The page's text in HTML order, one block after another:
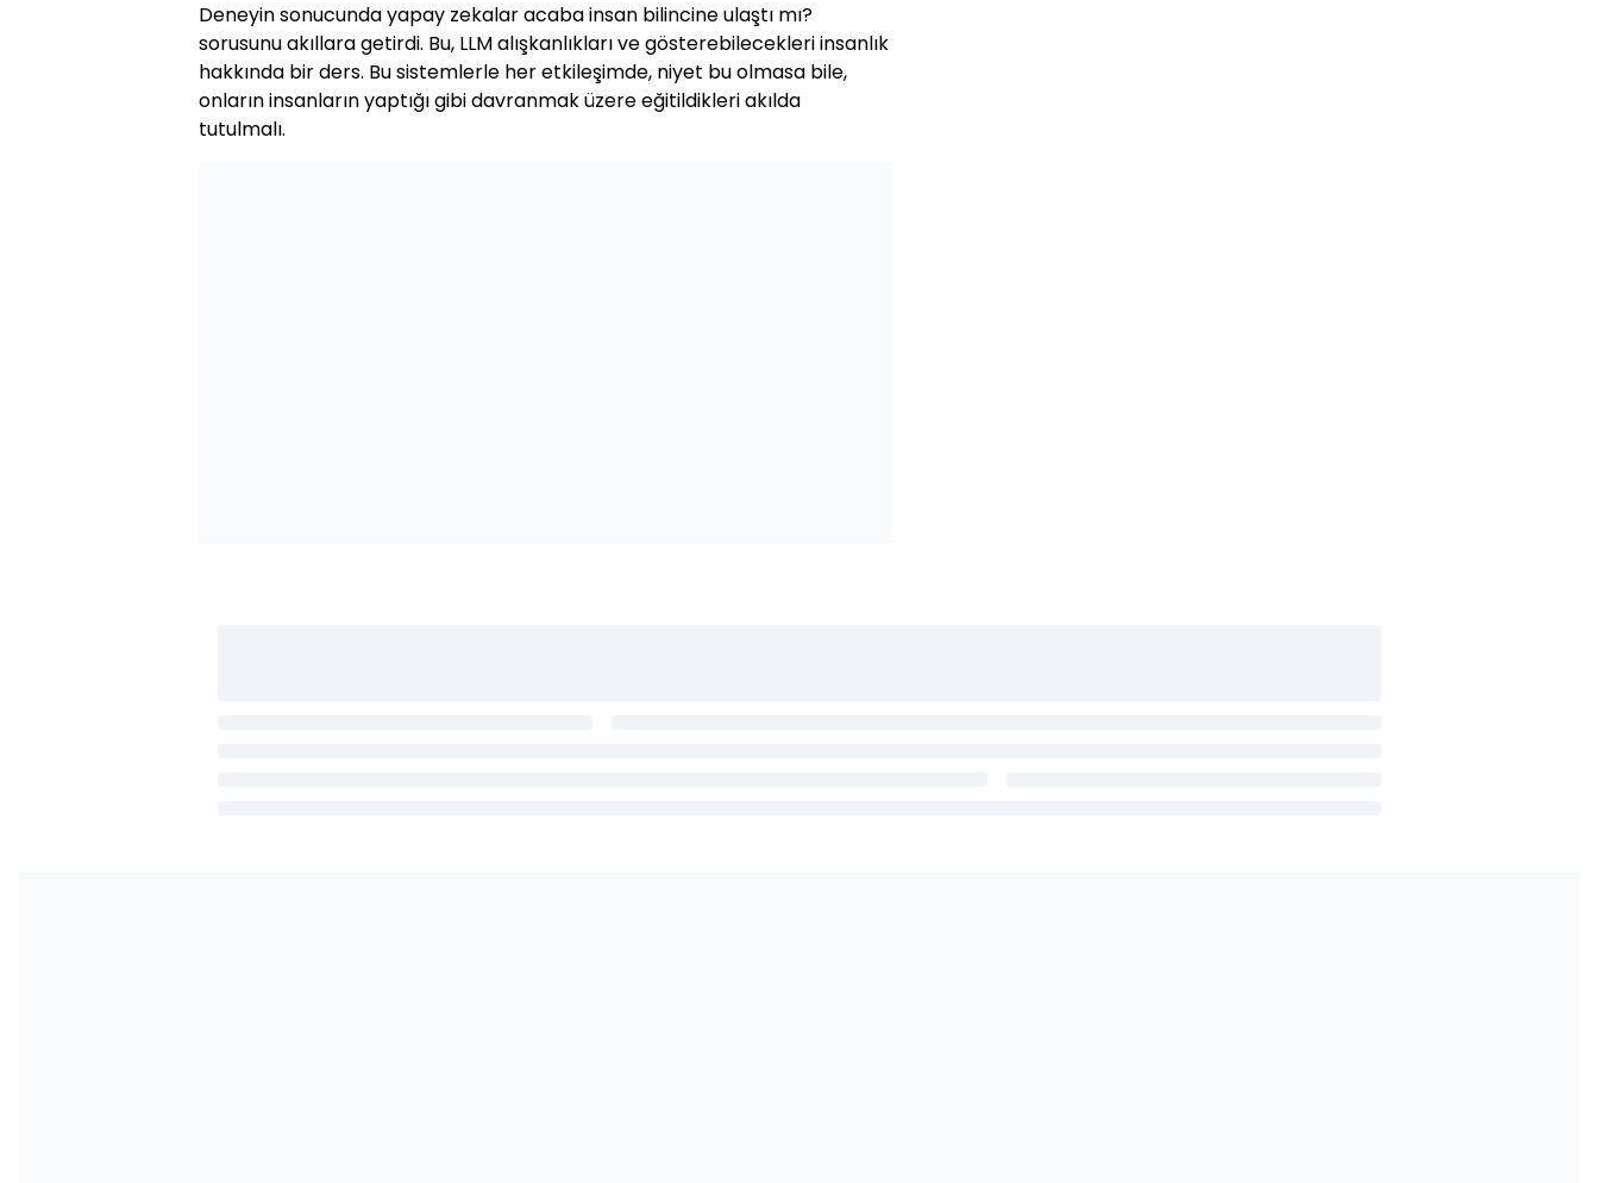
Deneyin sonucunda yapay zekalar acaba insan bilincine ulaştı mı?
sorusunu akıllara getirdi. Bu, LLM alışkanlıkları ve gösterebilecekleri insanlık
hakkında bir ders. Bu sistemlerle her etkileşimde, niyet bu olmasa bile,
onların insanların yaptığı gibi davranmak üzere eğitildikleri akılda
tutulmalı.